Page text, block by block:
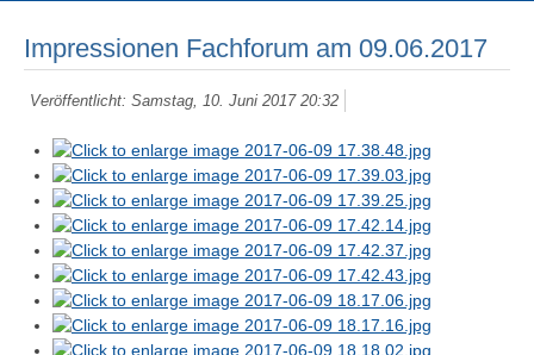
Impressionen Fachforum am 09.06.2017
Veröffentlicht: Samstag, 10. Juni 2017 20:32